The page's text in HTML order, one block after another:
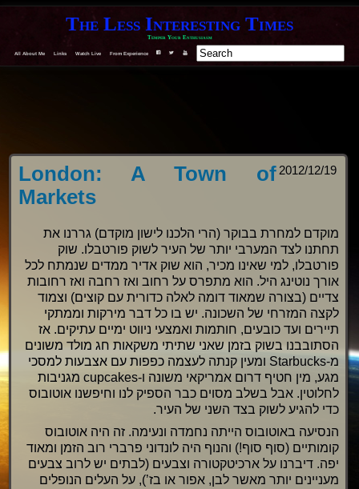
The Less Interesting Times
Temper Your Enthusiasm
All About Me Links Watch Live From Experience F T Y
2012/12/19
London: A Town of
Markets
מוקדם למחרת בבוקר (הרי הלכנו לישון מוקדם) גררנו את
תחתנו לצד המערבי יותר של העיר לשוק פורטבלו. שוק
פורטבלו, למי שאינו מכיר, הוא שוק אדיר ממדים שנמתח לכל
אורך נוטינג היל. הוא מתפרס על רחוב ואז רחבה ואז רחובות
צדיים (בצורה שמאוד דומה לאלה כדורית עם קוצים) וצמוד
לקצה המזרחי של השכונה. יש בו כל דבר מירקות וממתקי
תיירים ועד כובעים, חותמות ואמצעי ניווט ימיים עתיקים. אז
הסתובבנו בשוק בזמן שאני שתיתי משקאות חג מולד משונים
מ-Starbucks ומעין קנתה לעצמה כפפות עם אצבעות למסכי
מגע, מין חטיף דרום אמריקאי משונה ו-cupcakes מגניבות
לחלוטין. אבל בשלב מסוים כבר הספיק לנו וחיפשנו אוטובוס
כדי להגיע לשוק בצד השני של העיר.
הנסיעה באוטובוס הייתה נחמדה ונעימה. זה היה אוטובוס
קומותיים (סוף סוף!) והנוף היה לונדוני פרברי רוב הזמן ומאוד
יפה. דיברנו על ארכיטקטורה וצבעים (לבתים יש לרוב צבעים
מעניינים יותר מאשר לבן, אפור או בז’), על העלים הנופלים